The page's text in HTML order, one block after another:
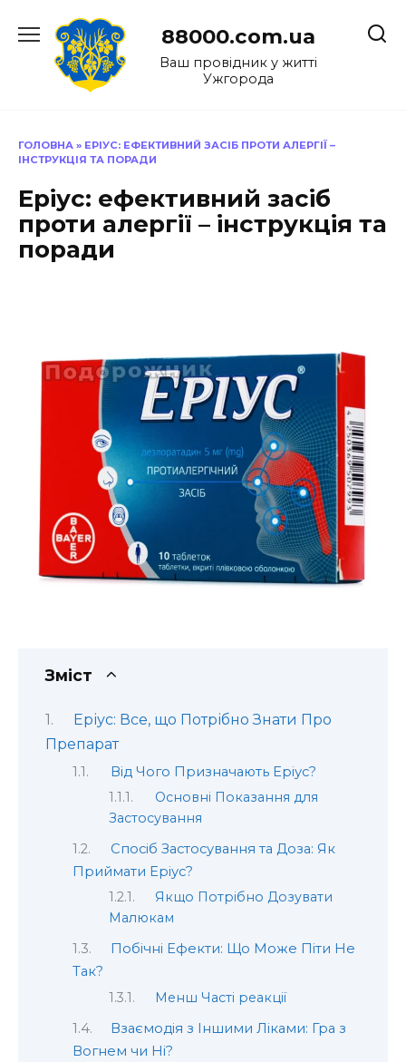
до
88000.com.ua
Ваш провідник у житті
Ужгорода
ГОЛОВНА » ЕРІУС: ЕФЕКТИВНИЙ ЗАСІБ ПРОТИ АЛЕРГІЇ –
ІНСТРУКЦІЯ ТА ПОРАДИ
Еріус: ефективний засіб
проти алергії – інструкція та
поради
Зміст
Еріус: Все, що Потрібно Знати Про
Препарат
Від Чого Призначають Еріус?
Основні Показання для
Застосування
Спосіб Застосування та Доза: Як
Приймати Еріус?
Якщо Потрібно Дозувати
Малюкам
Побічні Ефекти: Що Може Піти Не
Так?
Менш Часті реакції
Взаємодія з Іншими Ліками: Гра з
Вогнем чи Ні?